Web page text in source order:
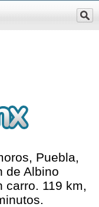
Puebla,
de Albino
carro. 119 km,